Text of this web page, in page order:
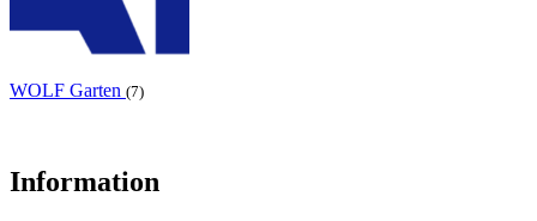
WOLF Garten (7)
Information